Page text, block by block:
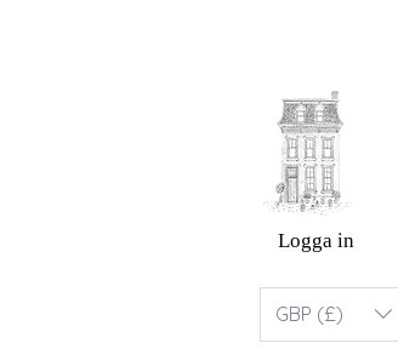
Logga in
GBP (£)